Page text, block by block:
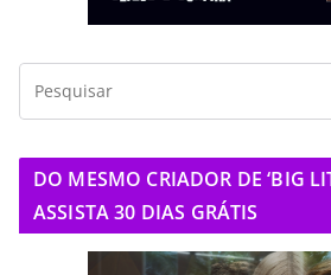
DO MESMO CRIADOR DE ‘BIG
ASSISTA 30 DIAS GRÁTIS